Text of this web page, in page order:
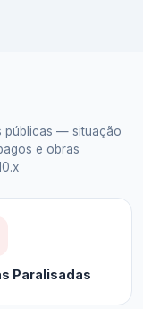
públicas — situação
e obras
Paralisadas